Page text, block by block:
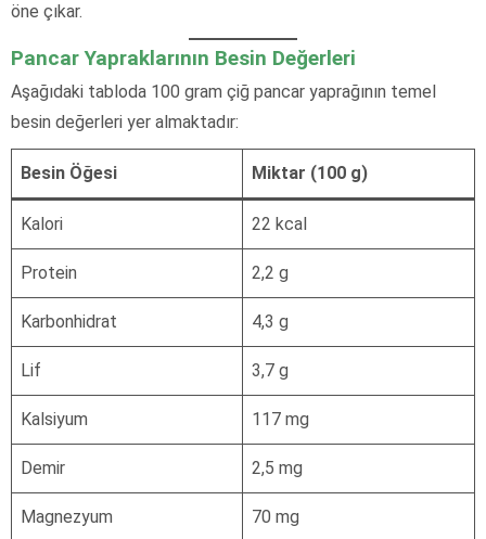
öne çıkar.
Pancar Yapraklarının Besin Değerleri
Aşağıdaki tabloda 100 gram çiğ pancar yaprağının temel
besin değerleri yer almaktadır:
Besin Öğesi Miktar (100 g)
Kalori 22 kcal
Protein 2,2 g
Karbonhidrat 4,3 g
Lif 3,7 g
Kalsiyum 117 mg
Demir 2,5 mg
Magnezyum 70 mg